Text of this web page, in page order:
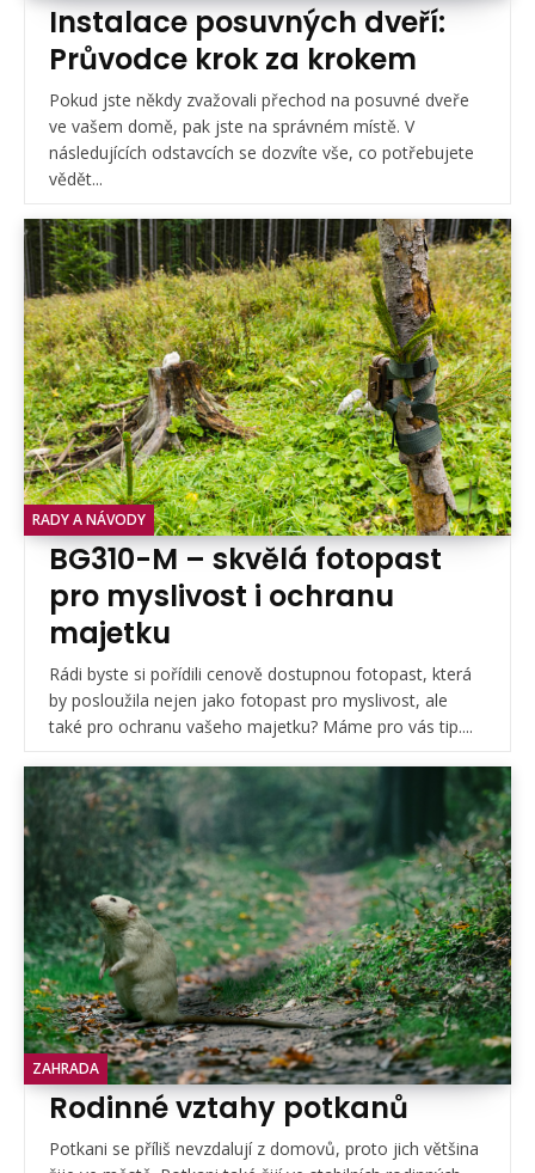
Instalace posuvných dveří:
Průvodce krok za krokem
Pokud jste někdy zvažovali přechod na posuvné dveře
ve vašem domě, pak jste na správném místě. V
následujících odstavcích se dozvíte vše, co potřebujete
vědět...
RADY A NÁVODY
BG310-M – skvělá fotopast
pro myslivost i ochranu
majetku
Rádi byste si pořídili cenově dostupnou fotopast, která
by posloužila nejen jako fotopast pro myslivost, ale
také pro ochranu vašeho majetku? Máme pro vás tip....
ZAHRADA
Rodinné vztahy potkanů
Potkani se příliš nevzdalují z domovů, proto jich většina